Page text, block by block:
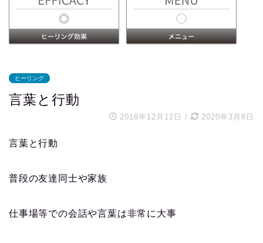
ヒーリング
言葉と行動
2018年12月12日 / 2020年3月8日
言葉と行動
普段の友達同士や家族
仕事場等での会話や言葉は非常に大事